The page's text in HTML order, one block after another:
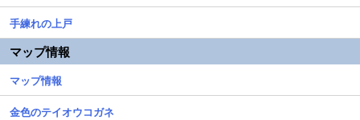
手練れの上戸
マップ情報
マップ情報
金色のテイオウコガネ